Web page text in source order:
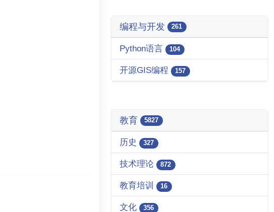
编程与开发 261
Python语言 104
开源GIS编程 157
教育 5827
历史 327
技术理论 872
教育培训 16
文化 356